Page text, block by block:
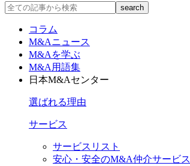
コラム
M&Aニュース
M&Aを学ぶ
M&A用語集
日本M&Aセンター
選ばれる理由
サービス
サービスリスト
安心・安全のM&A仲介サービス